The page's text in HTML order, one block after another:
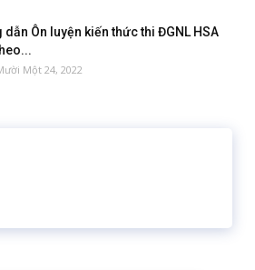
dẫn Ôn luyện kiến thức thi ĐGNL HSA
Một 24, 2022